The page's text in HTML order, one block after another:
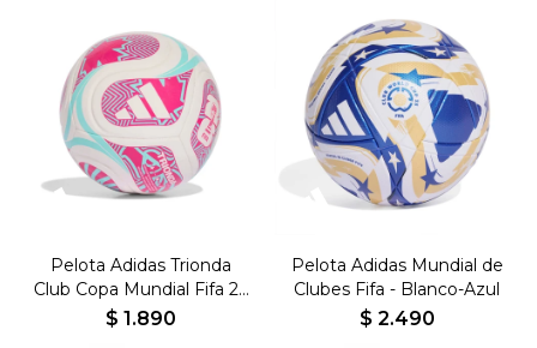
Pelota Adidas Trionda
Club Copa Mundial Fifa 26
- Blanco-Rosado
$ 1.890
Pelota Adidas Mundial de
Clubes Fifa - Blanco-Azul
$ 2.490